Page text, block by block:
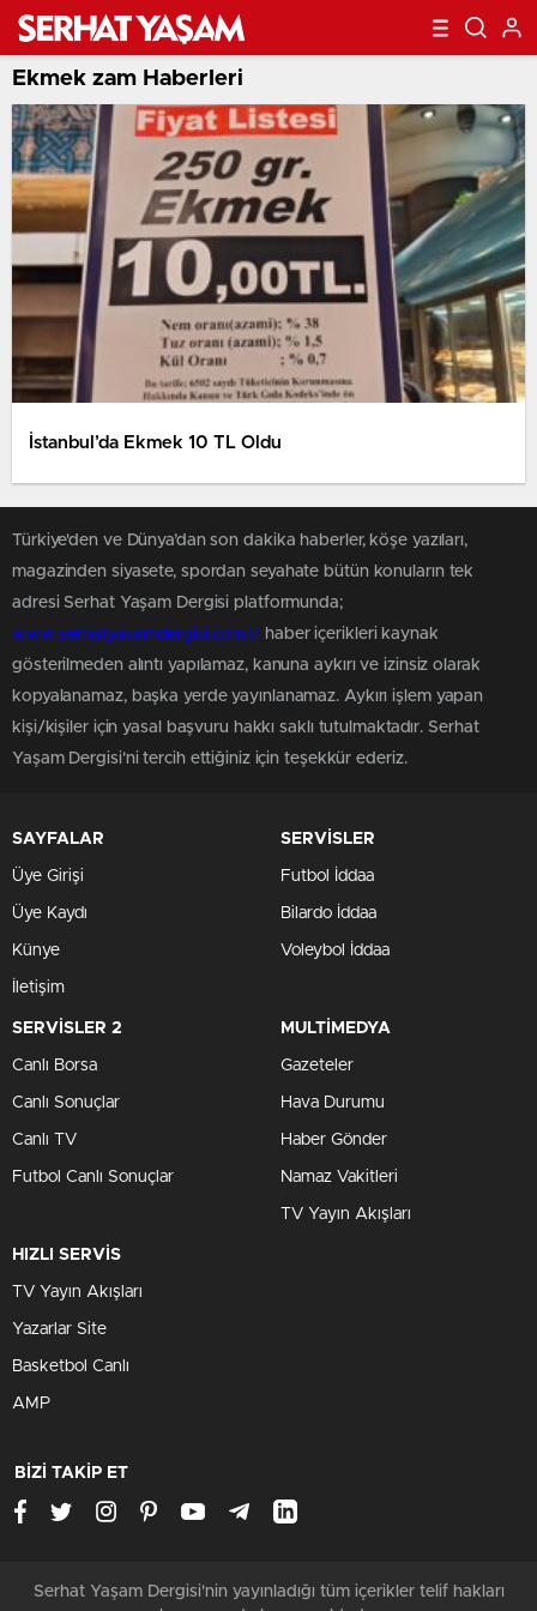
Ekmek zam Haberleri
İstanbul’da Ekmek 10 TL Oldu
Türkiye'den ve Dünya’dan son dakika haberler, köşe yazıları,
magazinden siyasete, spordan seyahate bütün konuların tek
adresi Serhat Yaşam Dergisi platformunda;
www.serhatyasamdergisi.com.tr haber içerikleri kaynak
gösterilmeden alıntı yapılamaz, kanuna aykırı ve izinsiz olarak
kopyalanamaz, başka yerde yayınlanamaz. Aykırı işlem yapan
kişi/kişiler için yasal başvuru hakkı saklı tutulmaktadır. Serhat
Yaşam Dergisi'ni tercih ettiğiniz için teşekkür ederiz.
SAYFALAR
Üye Girişi
Üye Kaydı
Künye
İletişim
SERVİSLER
Futbol İddaa
Bilardo İddaa
Voleybol İddaa
SERVİSLER 2
Canlı Borsa
Canlı Sonuçlar
Canlı TV
Futbol Canlı Sonuçlar
MULTİMEDYA
Gazeteler
Hava Durumu
Haber Gönder
Namaz Vakitleri
TV Yayın Akışları
HIZLI SERVİS
TV Yayın Akışları
Yazarlar Site
Basketbol Canlı
AMP
BİZİ TAKİP ET
Serhat Yaşam Dergisi'nin yayınladığı tüm içerikler telif hakları